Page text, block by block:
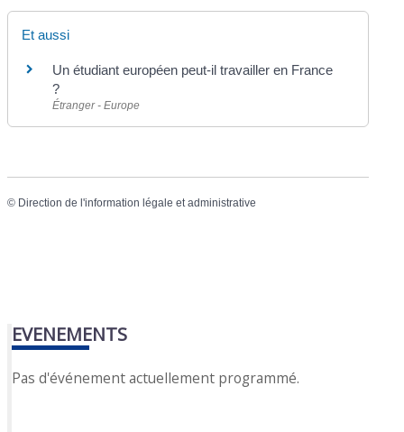
Et aussi
Un étudiant européen peut-il travailler en France
?
Étranger - Europe
© Direction de l'information légale et administrative
EVENEMENTS
Pas d'événement actuellement programmé.